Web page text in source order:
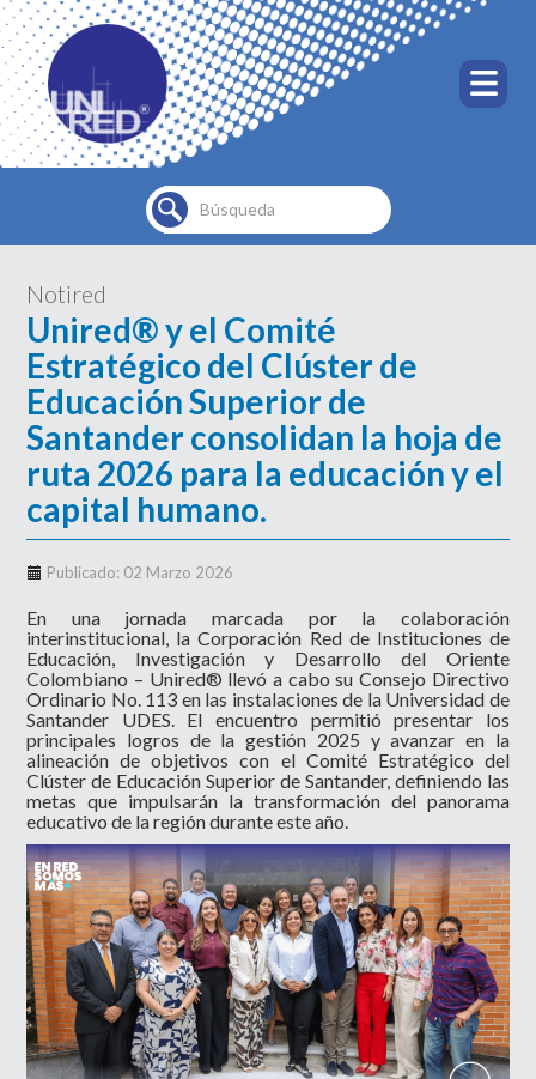
Buscar...
Notired
Unired® y el Comité
Estratégico del Clúster de
Educación Superior de
Santander consolidan la hoja de
ruta 2026 para la educación y el
capital humano.
Publicado: 02 Marzo 2026
En una jornada marcada por la colaboración
interinstitucional, la Corporación Red de Instituciones de
Educación, Investigación y Desarrollo del Oriente
Colombiano – Unired® llevó a cabo su Consejo Directivo
Ordinario No. 113 en las instalaciones de la Universidad de
Santander UDES. El encuentro permitió presentar los
principales logros de la gestión 2025 y avanzar en la
alineación de objetivos con el Comité Estratégico del
Clúster de Educación Superior de Santander, definiendo las
metas que impulsarán la transformación del panorama
educativo de la región durante este año.